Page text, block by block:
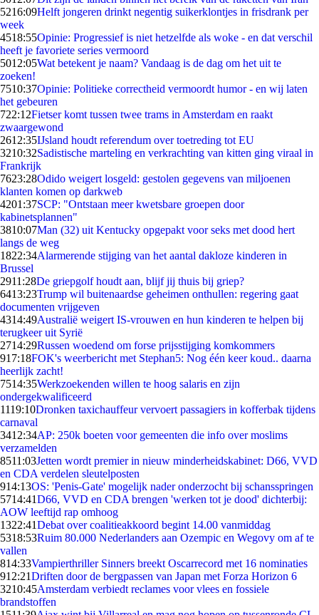
5216:09Helft jongeren drinkt negentig suikerklontjes in frisdrank per
week
4518:55Opinie: Progressief is niet hetzelfde als woke - en dat verschil
heeft je favoriete series vermoord
5012:05Wat betekent je naam? Vandaag is de dag om het uit te
zoeken!
7510:37Opinie: Politieke correctheid vermoordt humor - en wij laten
het gebeuren
722:12Fietser komt tussen twee trams in Amsterdam en raakt
zwaargewond
2612:35IJsland houdt referendum over toetreding tot EU
3210:32Sadistische marteling en verkrachting van kitten ging viraal in
Frankrijk
7623:28Odido weigert losgeld: gestolen gegevens van miljoenen
klanten komen op darkweb
4201:37SCP: "Ontstaan meer kwetsbare groepen door
kabinetsplannen"
3810:07Man (32) uit Kentucky opgepakt voor seks met dood hert
langs de weg
1822:34Alarmerende stijging van het aantal dakloze kinderen in
Brussel
2911:28De griepgolf houdt aan, blijf jij thuis bij griep?
6413:23Trump wil buitenaardse geheimen onthullen: regering gaat
documenten vrijgeven
4314:49Australië weigert IS-vrouwen en hun kinderen te helpen bij
terugkeer uit Syrië
2714:29Russen woedend om forse prijsstijging komkommers
917:18FOK's weerbericht met Stephan5: Nog één keer koud.. daarna
heerlijk zacht!
7514:35Werkzoekenden willen te hoog salaris en zijn
ondergekwalificeerd
1119:10Dronken taxichauffeur vervoert passagiers in kofferbak tijdens
carnaval
3412:34AP: 250k boeten voor gemeenten die info over moslims
verzamelden
8511:03Jetten wordt premier in nieuw minderheidskabinet: D66, VVD
en CDA verdelen sleutelposten
914:13OS: 'Penis-Gate' mogelijk nader onderzocht bij schansspringen
5714:41D66, VVD en CDA brengen 'werken tot je dood' dichterbij:
AOW leeftijd rap omhoog
1322:41Debat over coalitieakkoord begint 14.00 vanmiddag
5318:53Ruim 80.000 Nederlanders aan Ozempic en Wegovy om af te
vallen
814:33Vampierthriller Sinners breekt Oscarrecord met 16 nominaties
912:21Driften door de bergpassen van Japan met Forza Horizon 6
3210:45Amsterdam verbiedt reclames voor vlees en fossiele
brandstoffen